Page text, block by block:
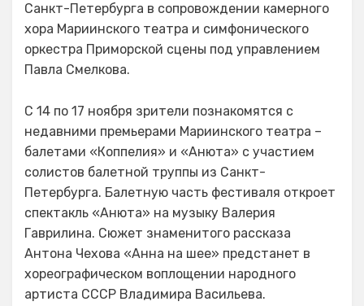
Санкт-Петербурга в сопровождении камерного
хора Мариинского театра и симфонического
оркестра Приморской сцены под управлением
Павла Смелкова.
С 14 по 17 ноября зрители познакомятся с
недавними премьерами Мариинского театра –
балетами «Коппелия» и «Анюта» с участием
солистов балетной труппы из Санкт-
Петербурга. Балетную часть фестиваля откроет
спектакль «Анюта» на музыку Валерия
Гаврилина. Сюжет знаменитого рассказа
Антона Чехова «Анна на шее» предстанет в
хореографическом воплощении народного
артиста СССР Владимира Васильева.